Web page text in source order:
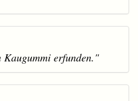
Kaugummi erfunden."